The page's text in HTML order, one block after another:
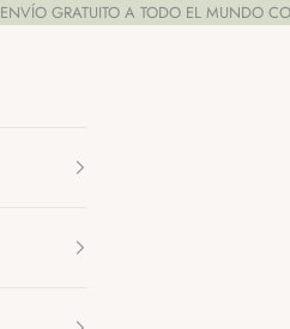
ENVÍO GRATUITO A TODO EL MUNDO